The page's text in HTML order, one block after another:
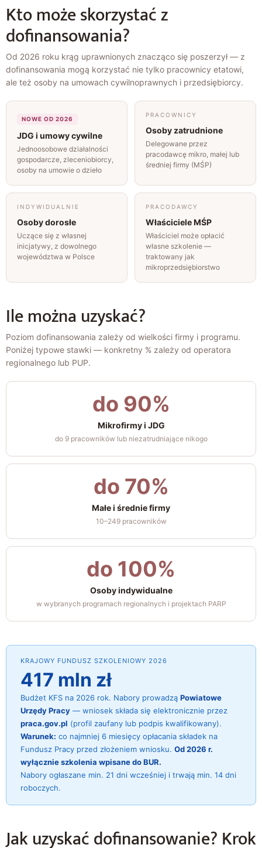
Kto może skorzystać z
dofinansowania?
Od 2026 roku krąg uprawnionych znacząco się poszerzył — z
dofinansowania mogą korzystać nie tylko pracownicy etatowi,
ale też osoby na umowach cywilnoprawnych i przedsiębiorcy.
NOWE OD 2026
JDG i umowy cywilne
Jednoosobowe działalności
gospodarcze, zleceniobiorcy,
osoby na umowie o dzieło
PRACOWNICY
Osoby zatrudnione
Delegowane przez
pracodawcę mikro, małej lub
średniej firmy (MŚP)
INDYWIDUALNIE
Osoby dorosłe
Uczące się z własnej
inicjatywy, z dowolnego
województwa w Polsce
PRACODAWCY
Właściciele MŚP
Właściciel może opłacić
własne szkolenie —
traktowany jak
mikroprzedsiębiorstwo
Ile można uzyskać?
Poziom dofinansowania zależy od wielkości firmy i programu.
Poniżej typowe stawki — konkretny % zależy od operatora
regionalnego lub PUP.
do 90%
Mikrofirmy i JDG
do 9 pracowników lub niezatrudniające nikogo
do 70%
Małe i średnie firmy
10–249 pracowników
do 100%
Osoby indywidualne
w wybranych programach regionalnych i projektach PARP
KRAJOWY FUNDUSZ SZKOLENIOWY 2026
417 mln zł
Budżet KFS na 2026 rok. Nabory prowadzą Powiatowe
Urzędy Pracy — wniosek składa się elektronicznie przez
praca.gov.pl (profil zaufany lub podpis kwalifikowany).
Warunek: co najmniej 6 miesięcy opłacania składek na
Fundusz Pracy przed złożeniem wniosku. Od 2026 r.
wyłącznie szkolenia wpisane do BUR.
Nabory ogłaszane min. 21 dni wcześniej i trwają min. 14 dni
roboczych.
Jak uzyskać dofinansowanie? Krok